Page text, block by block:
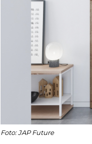
Foto: JAP Future